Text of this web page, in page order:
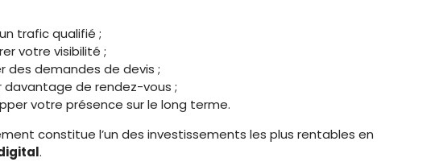
trafic qualifié ;
votre visibilité ;
des demandes de devis ;
davantage de rendez-vous ;
votre présence sur le long terme.
constitue l’un des investissements les plus rentables en
.